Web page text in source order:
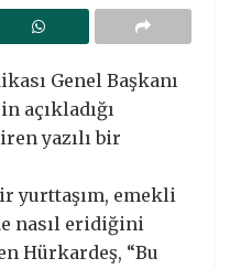
Genel Başkanı
açıkladığı
yazılı bir
yurttaşım, emekli
nasıl eridiğini
Hürkardeş, “Bu